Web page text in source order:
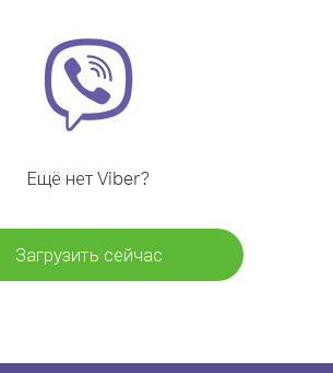
Ещё нет Viber?
Загрузить сейчас